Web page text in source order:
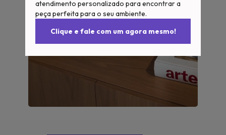
atendimento personalizado para encontrar a
peça perfeita para o seu ambiente.
Clique e fale com um agora mesmo!